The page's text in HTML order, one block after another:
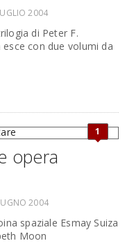
2004
di Peter F.
esce con due volumi da
1
opera
2004
spaziale Esmay Suiza
Moon